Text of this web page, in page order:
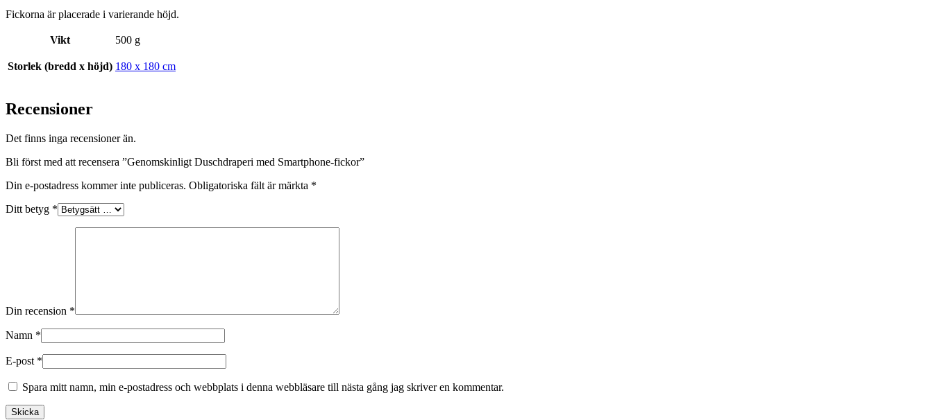
Fickorna är placerade i varierande höjd.
Vikt 500 g
Storlek (bredd x höjd) 180 x 180 cm
Recensioner
Det finns inga recensioner än.
Bli först med att recensera ”Genomskinligt Duschdraperi med Smartphone-fickor”
Din e-postadress kommer inte publiceras. Obligatoriska fält är märkta *
Ditt betyg *
Din recension *
Namn *
E-post *
Spara mitt namn, min e-postadress och webbplats i denna webbläsare till nästa gång jag skriver en kommentar.